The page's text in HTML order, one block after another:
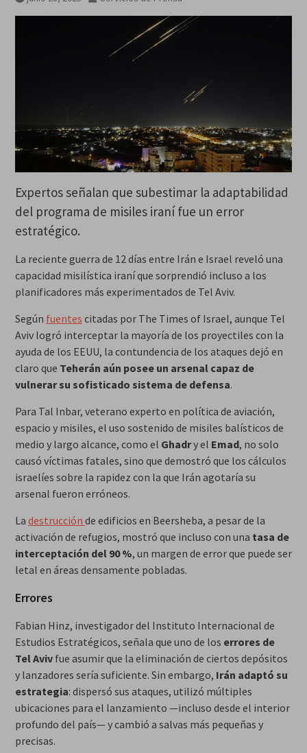
misiles norcoreana será
desplegada en Rusia
Expertos señalan que subestimar la adaptabilidad
del programa de misiles iraní fue un error
estratégico.
La reciente guerra de 12 días entre Irán e Israel reveló una
capacidad misilística iraní que sorprendió incluso a los
planificadores más experimentados de Tel Aviv.
Según fuentes citadas por The Times of Israel, aunque Tel
Aviv logró interceptar la mayoría de los proyectiles con la
ayuda de los EEUU, la contundencia de los ataques dejó en
claro que Teherán aún posee un arsenal capaz de
vulnerar su sofisticado sistema de defensa.
Para Tal Inbar, veterano experto en política de aviación,
espacio y misiles, el uso sostenido de misiles balísticos de
medio y largo alcance, como el Ghadry el Emad, no solo
causó víctimas fatales, sino que demostró que los cálculos
israelíes sobre la rapidez con la que Irán agotaría su
arsenal fueron erróneos.
La destrucción de edificios en Beersheba, a pesar de la
activación de refugios, mostró que incluso con una tasa de
interceptación del 90 %, un margen de error que puede ser
letal en áreas densamente pobladas.
Errores
Fabian Hinz, investigador del Instituto Internacional de
Estudios Estratégicos, señala que uno de los errores de
Tel Avivfue asumir que la eliminación de ciertos depósitos
y lanzadores sería suficiente. Sin embargo, Irán adaptó su
estrategia: dispersó sus ataques, utilizó múltiples
ubicaciones para el lanzamiento —incluso desde el interior
profundo del país— y cambió a salvas más pequeñas y
precisas.